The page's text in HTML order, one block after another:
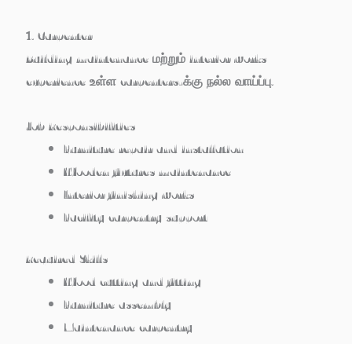
1. Carpenter
Building maintenance மற்றும் interior works
experience உள்ள carpenters-க்கு நல்ல வாய்ப்பு.
Job Responsibilities
Furniture repair and installation
Wooden fixtures maintenance
Interior finishing works
Facility carpentry support
Required Skills
Wood cutting and fitting
Furniture assembly
Maintenance carpentry